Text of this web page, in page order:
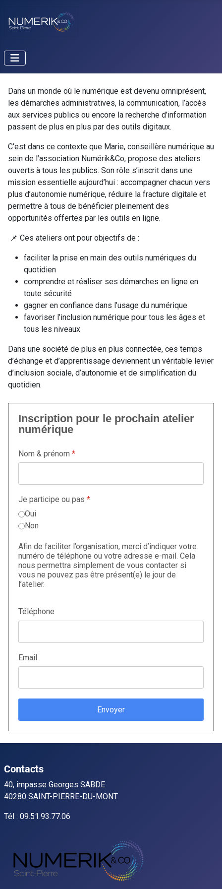
Dans un monde où le numérique est devenu omniprésent,
les démarches administratives, la communication, l’accès
aux services publics ou encore la recherche d’information
passent de plus en plus par des outils digitaux.
C’est dans ce contexte que Marie, conseillère numérique au
sein de l’association Numérik&Co, propose des ateliers
ouverts à tous les publics. Son rôle s’inscrit dans une
mission essentielle aujourd’hui : accompagner chacun vers
plus d’autonomie numérique, réduire la fracture digitale et
permettre à tous de bénéficier pleinement des
opportunités offertes par les outils en ligne.
📌 Ces ateliers ont pour objectifs de :
faciliter la prise en main des outils numériques du
quotidien
comprendre et réaliser ses démarches en ligne en
toute sécurité
gagner en confiance dans l’usage du numérique
favoriser l’inclusion numérique pour tous les âges et
tous les niveaux
Dans une société de plus en plus connectée, ces temps
d’échange et d’apprentissage deviennent un véritable levier
d’inclusion sociale, d’autonomie et de simplification du
quotidien.
Inscription pour le prochain atelier
numérique
Nom & prénom *
Je participe ou pas *
Oui
Non
Afin de faciliter l’organisation, merci d’indiquer votre
numéro de téléphone ou votre adresse e-mail. Cela
nous permettra simplement de vous contacter si
vous ne pouvez pas être présent(e) le jour de
l’atelier.
Téléphone
Email
Envoyer
Contacts
40, impasse Georges SABDE
40280 SAINT-PIERRE-DU-MONT
Tél : 09.51.93.77.06